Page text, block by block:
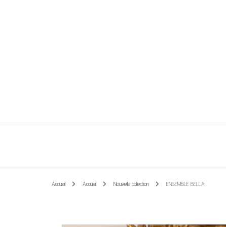
Les perles de Léa
Accueil Accueil Nouvelle collection ENSEMBLE BELLA